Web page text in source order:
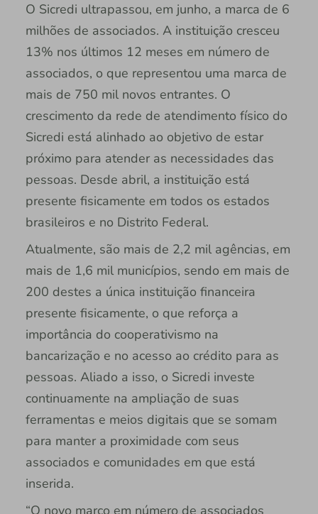
O Sicredi ultrapassou, em junho, a marca de 6
milhões de associados. A instituição cresceu
13% nos últimos 12 meses em número de
associados, o que representou uma marca de
mais de 750 mil novos entrantes. O
crescimento da rede de atendimento físico do
Sicredi está alinhado ao objetivo de estar
próximo para atender as necessidades das
pessoas. Desde abril, a instituição está
presente fisicamente em todos os estados
brasileiros e no Distrito Federal.
Atualmente, são mais de 2,2 mil agências, em
mais de 1,6 mil municípios, sendo em mais de
200 destes a única instituição financeira
presente fisicamente, o que reforça a
importância do cooperativismo na
bancarização e no acesso ao crédito para as
pessoas. Aliado a isso, o Sicredi investe
continuamente na ampliação de suas
ferramentas e meios digitais que se somam
para manter a proximidade com seus
associados e comunidades em que está
inserida.